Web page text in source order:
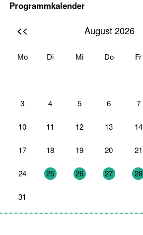
Programmkalender
<< August 2026
Mo Di Mi Do Fr
3 4 5 6 7
10 11 12 13 14
17 18 19 20 21
24 25 26 27 28
31